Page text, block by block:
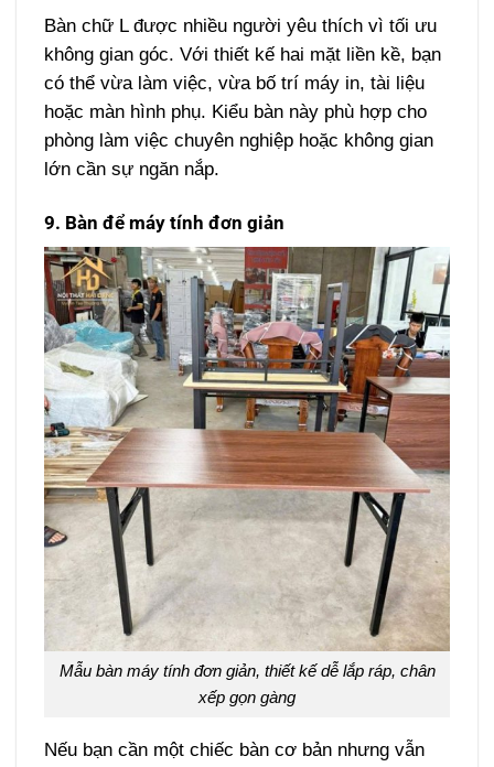
Bàn chữ L được nhiều người yêu thích vì tối ưu
không gian góc. Với thiết kế hai mặt liền kề, bạn
có thể vừa làm việc, vừa bố trí máy in, tài liệu
hoặc màn hình phụ. Kiểu bàn này phù hợp cho
phòng làm việc chuyên nghiệp hoặc không gian
lớn cần sự ngăn nắp.
9. Bàn để máy tính đơn giản
Mẫu bàn máy tính đơn giản, thiết kế dễ lắp ráp, chân
xếp gọn gàng
Nếu bạn cần một chiếc bàn cơ bản nhưng vẫn